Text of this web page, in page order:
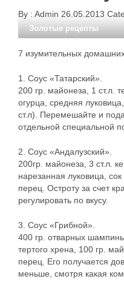
By : Admin 26.05.2013
Золотые рецепты
7 изумительных
1. Соус «Татарский».
200 гр. майонеза, 1 ст.л.
огурца, средняя
ст.л). Перемешайте и
отдельной специальной
2. Соус «Андалузский».
200гр. майонеза, 3 ст.л.
нарезанная луковица,
перец. Остроту за счет
регулировать по вкусу.
3. Соус «Грибной».
400 гр. отварных
тертого хрена, 100 гр.
перец. Его получается
меньше, смотря какая